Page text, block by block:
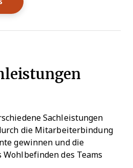
Sachleistungen
die Mitarbeiterbindung
gewinnen und die
Wohlbefinden des Teams